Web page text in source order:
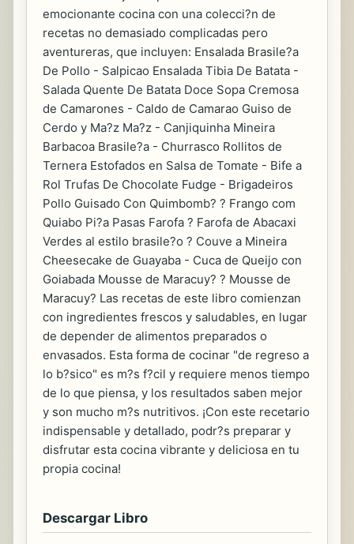
emocionante cocina con una colecci?n de
recetas no demasiado complicadas pero
aventureras, que incluyen: Ensalada Brasile?a
De Pollo - Salpicao Ensalada Tibia De Batata -
Salada Quente De Batata Doce Sopa Cremosa
de Camarones - Caldo de Camarao Guiso de
Cerdo y Ma?z Ma?z - Canjiquinha Mineira
Barbacoa Brasile?a - Churrasco Rollitos de
Ternera Estofados en Salsa de Tomate - Bife a
Rol Trufas De Chocolate Fudge - Brigadeiros
Pollo Guisado Con Quimbomb? ? Frango com
Quiabo Pi?a Pasas Farofa ? Farofa de Abacaxi
Verdes al estilo brasile?o ? Couve a Mineira
Cheesecake de Guayaba - Cuca de Queijo con
Goiabada Mousse de Maracuy? ? Mousse de
Maracuy? Las recetas de este libro comienzan
con ingredientes frescos y saludables, en lugar
de depender de alimentos preparados o
envasados. Esta forma de cocinar "de regreso a
lo b?sico" es m?s f?cil y requiere menos tiempo
de lo que piensa, y los resultados saben mejor
y son mucho m?s nutritivos. ¡Con este recetario
indispensable y detallado, podr?s preparar y
disfrutar esta cocina vibrante y deliciosa en tu
propia cocina!
Descargar Libro